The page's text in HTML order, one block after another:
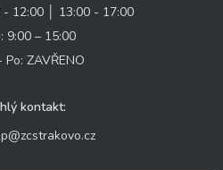
- 12:00 │ 13:00 - 17:00
9:00 – 15:00
Po: ZAVŘENO
kontakt: